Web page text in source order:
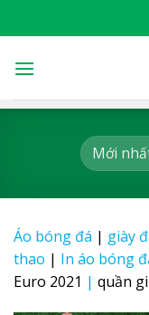
to
Áo bóng đá | giày
thao | In áo bóng
Euro 2021 | quần